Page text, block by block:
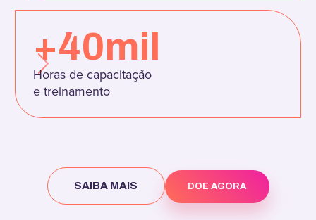
+40mil
Horas de capacitação
e treinamento
SAIBA MAIS DOE AGORA